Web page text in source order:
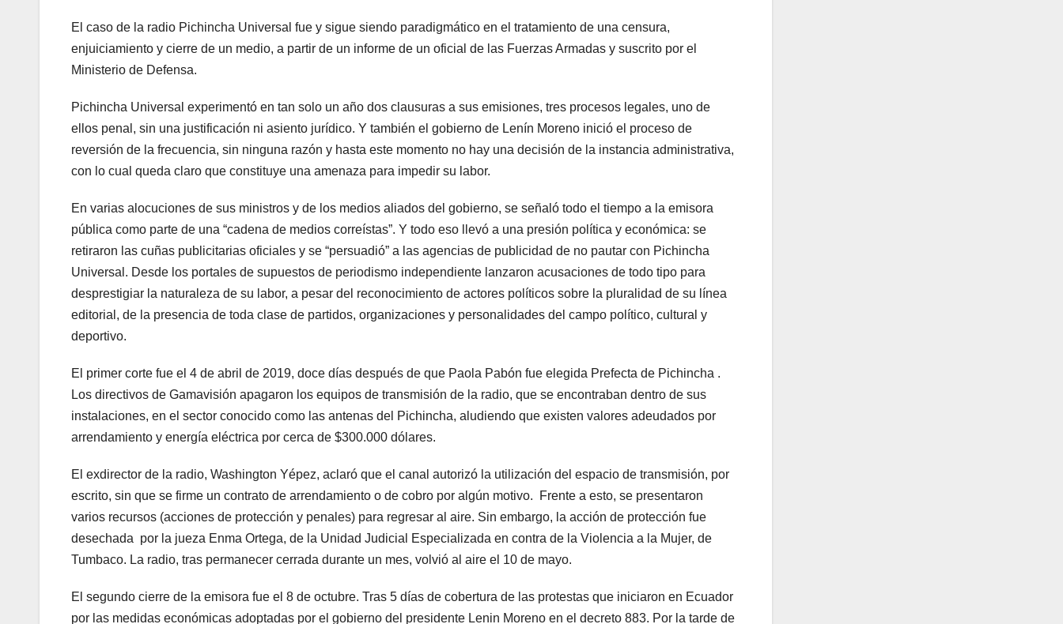
El caso de la radio Pichincha Universal fue y sigue siendo paradigmático en el tratamiento de una censura,
enjuiciamiento y cierre de un medio, a partir de un informe de un oficial de las Fuerzas Armadas y suscrito por el
Ministerio de Defensa.
Pichincha Universal experimentó en tan solo un año dos clausuras a sus emisiones, tres procesos legales, uno de
ellos penal, sin una justificación ni asiento jurídico. Y también el gobierno de Lenín Moreno inició el proceso de
reversión de la frecuencia, sin ninguna razón y hasta este momento no hay una decisión de la instancia administrativa,
con lo cual queda claro que constituye una amenaza para impedir su labor.
En varias alocuciones de sus ministros y de los medios aliados del gobierno, se señaló todo el tiempo a la emisora
pública como parte de una “cadena de medios correístas”. Y todo eso llevó a una presión política y económica: se
retiraron las cuñas publicitarias oficiales y se “persuadió” a las agencias de publicidad de no pautar con Pichincha
Universal. Desde los portales de supuestos de periodismo independiente lanzaron acusaciones de todo tipo para
desprestigiar la naturaleza de su labor, a pesar del reconocimiento de actores políticos sobre la pluralidad de su línea
editorial, de la presencia de toda clase de partidos, organizaciones y personalidades del campo político, cultural y
deportivo.
El primer corte fue el 4 de abril de 2019, doce días después de que Paola Pabón fue elegida Prefecta de Pichincha .
Los directivos de Gamavisión apagaron los equipos de transmisión de la radio, que se encontraban dentro de sus
instalaciones, en el sector conocido como las antenas del Pichincha, aludiendo que existen valores adeudados por
arrendamiento y energía eléctrica por cerca de $300.000 dólares.
El exdirector de la radio, Washington Yépez, aclaró que el canal autorizó la utilización del espacio de transmisión, por
escrito, sin que se firme un contrato de arrendamiento o de cobro por algún motivo. Frente a esto, se presentaron
varios recursos (acciones de protección y penales) para regresar al aire. Sin embargo, la acción de protección fue
desechada por la jueza Enma Ortega, de la Unidad Judicial Especializada en contra de la Violencia a la Mujer, de
Tumbaco. La radio, tras permanecer cerrada durante un mes, volvió al aire el 10 de mayo.
El segundo cierre de la emisora fue el 8 de octubre. Tras 5 días de cobertura de las protestas que iniciaron en Ecuador
por las medidas económicas adoptadas por el gobierno del presidente Lenin Moreno en el decreto 883. Por la tarde de